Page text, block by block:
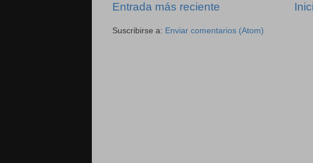
Entrada más reciente
Suscribirse a: Enviar comentarios (Atom)